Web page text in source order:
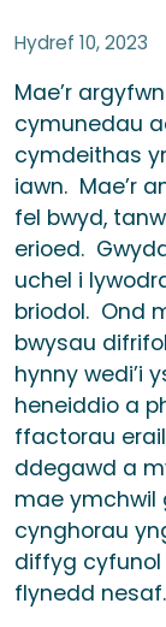
Hydref 10, 2023
Mae’r
cymunedau
cymdeithas
iawn. Mae’r
fel bwyd,
erioed.
uchel i
briodol. Ond
bwysau
hynny wedi’i
heneiddio a
ffactorau
ddegawd a
mae ymchwil
cynghorau
diffyg cyfunol
flynedd nesaf.